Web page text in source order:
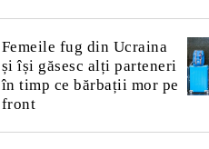
Femeile fug din Ucraina
și își găsesc alți parteneri
în timp ce bărbații mor pe
front